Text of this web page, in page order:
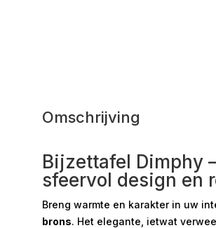
Omschrijving
Bijzettafel Dimphy
sfeervol design en
Breng warmte en karakter in uw
brons. Het elegante, ietwat